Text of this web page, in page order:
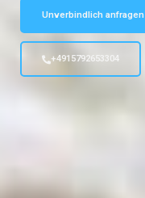
Unverbindlich anfragen
+4915792653304